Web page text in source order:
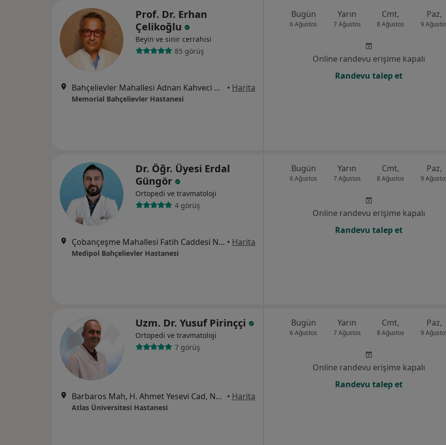
Prof. Dr. Erhan
Çelikoğlu
Beyin ve sinir cerrahisi
85 görüş
Bahçelievler Mahallesi Adnan Kahveci Bulvarı No:227, Bahçelievler • Harita
Memorial Bahçelievler Hastanesi
Bugün
6 Ağustos
Yarın
7 Ağustos
Cmt,
8 Ağustos
Paz,
9
Online randevu erişime kapalı
Randevu talep et
Dr. Öğr. Üyesi Erdal
Güngör
Ortopedi ve travmatoloji
4 görüş
Çobançeşme Mahallesi Fatih Caddesi No:1/8, Bahçelievler • Harita
Medipol Bahçelievler Hastanesi
Bugün
6 Ağustos
Yarın
7 Ağustos
Cmt,
8 Ağustos
Paz,
9
Online randevu erişime kapalı
Randevu talep et
Uzm. Dr. Yusuf Pirinççi
Ortopedi ve travmatoloji
7 görüş
Barbaros Mah, H. Ahmet Yesevi Cad, No: 149 Güneşli - Bağcılar / İstanbul, Bağcılar • Harita
Atlas Üniversitesi Hastanesi
Bugün
6 Ağustos
Yarın
7 Ağustos
Cmt,
8 Ağustos
Paz,
9
Online randevu erişime kapalı
Randevu talep et